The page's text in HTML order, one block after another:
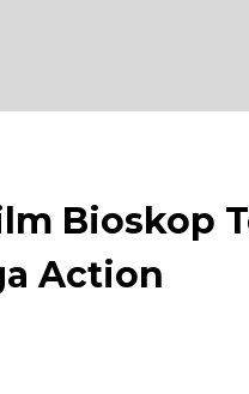
Bioskop
Action